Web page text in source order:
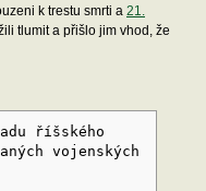
k trestu smrti a 21.
tlumit a přišlo jim vhod, že
říšského
vojenských